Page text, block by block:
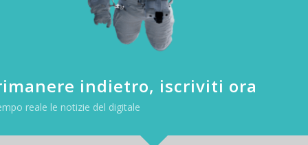
= 11.183 interazioni il Royal Wedding entra nella classifica dei
= 11.942 interazioni
indietro, iscriviti ora
reale le notizie del digitale